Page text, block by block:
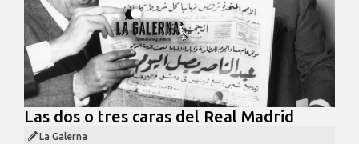
Las dos o tres caras del Real Madrid
La Galerna